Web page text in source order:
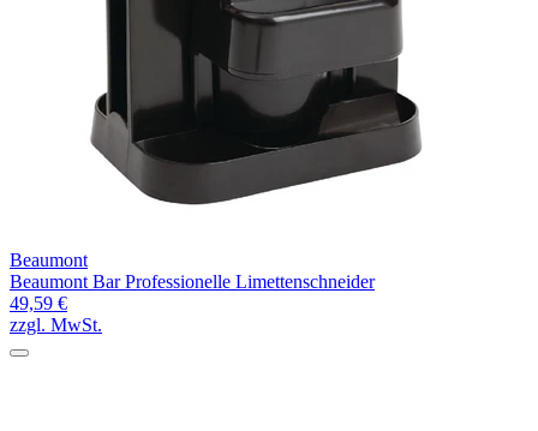
Beaumont
Beaumont Bar Professionelle Limettenschneider
49,59 €
zzgl. MwSt.